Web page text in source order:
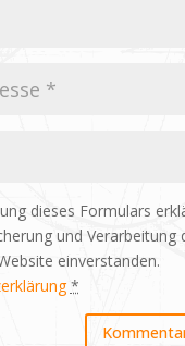
dieses Formulars
und Verarbeitung
einverstanden.
*